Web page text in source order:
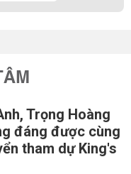
Trọng Hoàng
đáng được cùng
tham dự King's